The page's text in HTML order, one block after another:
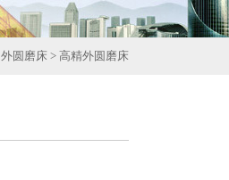
外圆磨床 > 高精外圆磨床